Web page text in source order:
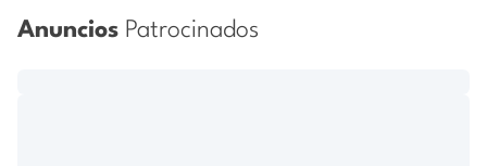
Anuncios Patrocinados